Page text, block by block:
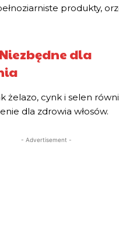
produkty,
dla
żelazo, cynk i selen
dla zdrowia włosów.
- Advertisement -